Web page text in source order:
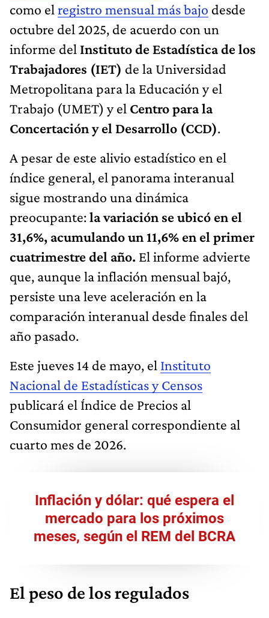
como el registro mensual más bajo desde
octubre del 2025, de acuerdo con un
informe del Instituto de Estadística de los
Trabajadores (IET) de la Universidad
Metropolitana para la Educación y el
Trabajo (UMET) y el Centro para la
Concertación y el Desarrollo (CCD).
A pesar de este alivio estadístico en el
índice general, el panorama interanual
sigue mostrando una dinámica
preocupante:la variación se ubicó en el
31,6%, acumulando un 11,6% en el primer
cuatrimestre del año. El informe advierte
que, aunque la inflación mensual bajó,
persiste una leve aceleración en la
comparación interanual desde finales del
año pasado.
Este jueves 14 de mayo, el Instituto
Nacional de Estadísticas y Censos
publicará el Índice de Precios al
Consumidor general correspondiente al
cuarto mes de 2026.
Inflación y dólar: qué espera el
mercado para los próximos
meses, según el REM del BCRA
El peso de los regulados